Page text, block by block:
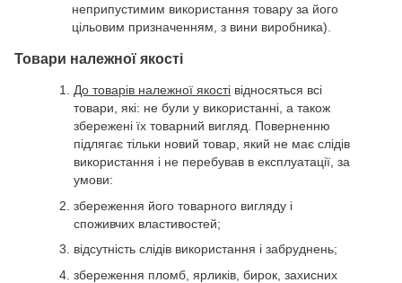
неприпустимим використання товару за його
цільовим призначенням, з вини виробника).
Товари належної якості
До товарів належної якості відносяться всі
товари, які: не були у використанні, а також
збережені їх товарний вигляд. Поверненню
підлягає тільки новий товар, який не має слідів
використання і не перебував в експлуатації, за
умови:
збереження його товарного вигляду і
споживчих властивостей;
відсутність слідів використання і забруднень;
збереження пломб, ярликів, бирок, захисних